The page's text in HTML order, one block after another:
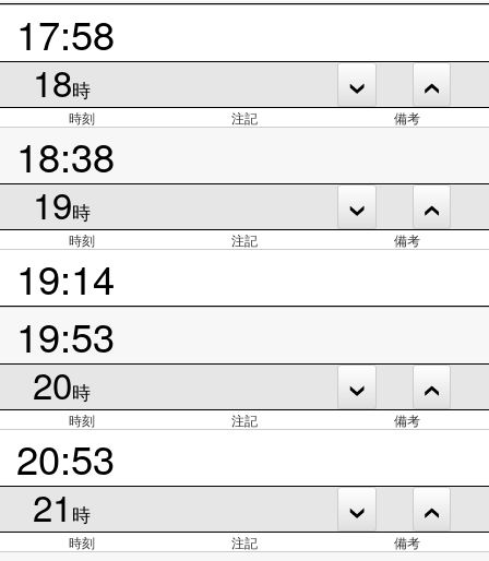
17:58
18時
時刻 注記 備考
18:38
19時
時刻 注記 備考
19:14
19:53
20時
時刻 注記 備考
20:53
21 時
時刻 注記 備考